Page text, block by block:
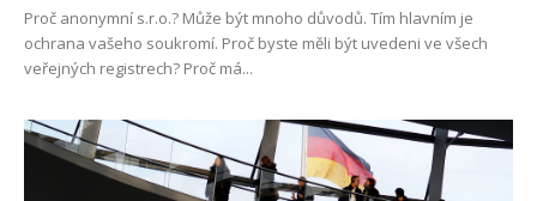
Proč anonymní s.r.o.? Může být mnoho důvodů. Tím hlavním je
ochrana vašeho soukromí. Proč byste měli být uvedeni ve všech
veřejných registrech? Proč má...